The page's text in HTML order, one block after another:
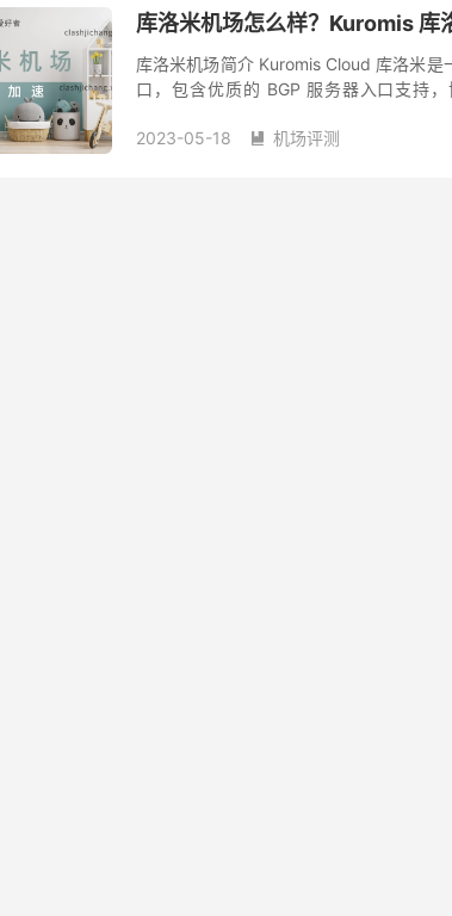
库洛米机场怎么样？Kuromis 库
库洛米机场简介 Kuromis Cloud 库洛米是
口，包含优质的 BGP 服务器入口支持
2023-05-18  机场评测